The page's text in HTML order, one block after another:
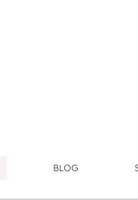
BLOG